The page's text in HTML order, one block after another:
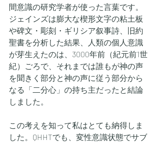
間意識の研究学者が使った言葉です。
ジェインズは膨大な楔形文字の粘土板
や碑文・彫刻・ギリシア叙事詩、旧約
聖書を分析した結果、人類の個人意識
が芽生えたのは、3000年前（紀元前1世
紀）ごろで、それまでは誰もが神の声
を聞きく部分と神の声に従う部分から
なる「二分心」の持ち主だったと結論
しました。
この考えを知って私はとても納得しま
した。QHHTでも、変性意識状態でサブ